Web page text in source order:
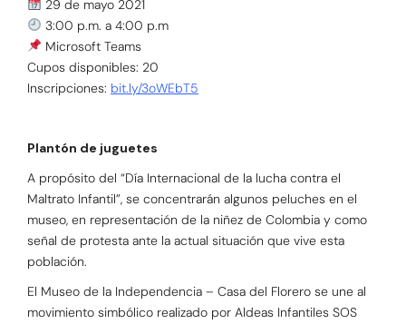
29 de mayo 2021⁣⁣⁣
3:00 p.m. a 4:00 p.m⁣⁣⁣
Microsoft Teams⁣⁣⁣
Cupos disponibles: 20⁣
Inscripciones: bit.ly/3oWEbT5
Plantón de juguetes
A propósito del “Día Internacional de la lucha contra el
Maltrato Infantil”, se concentrarán algunos peluches en el
museo, en representación de la niñez de Colombia y como
señal de protesta ante la actual situación que vive esta
población.
El Museo de la Independencia – Casa del Florero se une al
movimiento simbólico realizado por Aldeas Infantiles SOS